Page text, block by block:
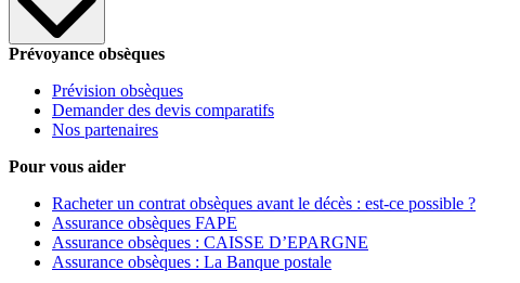
Prévoyance obsèques
Prévision obsèques
Demander des devis comparatifs
Nos partenaires
Pour vous aider
Racheter un contrat obsèques avant le décès : est-ce possible ?
Assurance obsèques FAPE
Assurance obsèques : CAISSE D’EPARGNE
Assurance obsèques : La Banque postale